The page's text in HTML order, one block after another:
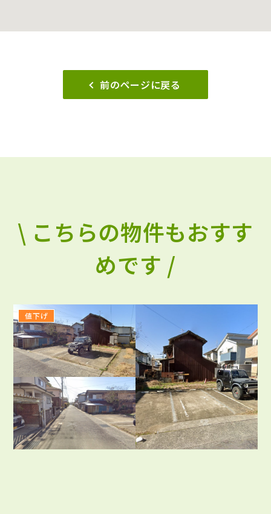
前のページに戻る
\ こちらの物件もおすす
めです /
値下げ